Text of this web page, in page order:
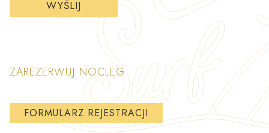
ZAREZERWUJ NOCLEG
FORMULARZ REJESTRACJI